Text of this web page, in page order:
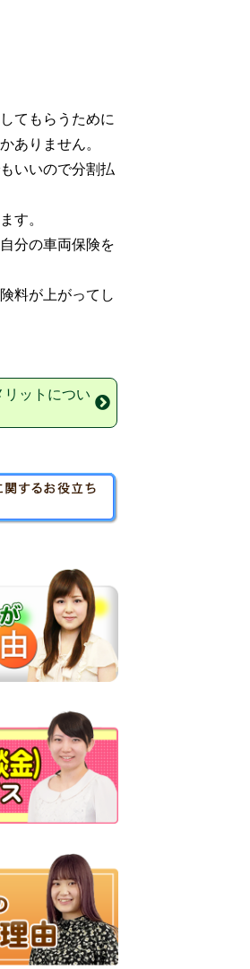
てもらうために
ありません。
いいので分割払
す。
分の車両保険を
料が上がってし
ットについ